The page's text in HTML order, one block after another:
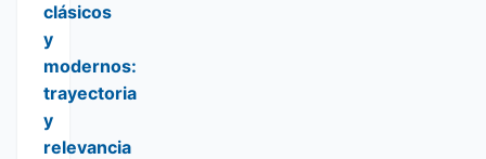
clásicos
y
modernos:
trayectoria
y
relevancia